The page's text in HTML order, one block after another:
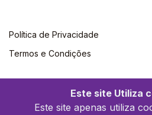
Este site Utiliza
Este site apenas utiliza
Política de Privacidade
Termos e Condições